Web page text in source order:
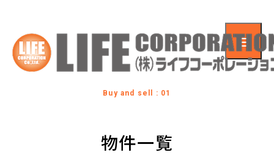
Buy and sell : 01
物件一覧